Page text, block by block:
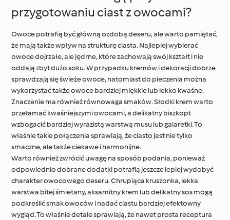
przygotowaniu ciast z owocami?
Owoce potrafią być główną ozdobą deseru, ale warto pamiętać,
że mają także wpływ na strukturę ciasta. Najlepiej wybierać
owoce dojrzałe, ale jędrne, które zachowają swój kształt i nie
oddają zbyt dużo soku. W przypadku kremów i dekoracji dobrze
sprawdzają się świeże owoce, natomiast do pieczenia można
wykorzystać także owoce bardziej miękkie lub lekko kwaśne.
Znaczenie ma również równowaga smaków. Słodki krem warto
przełamać kwaśniejszymi owocami, a delikatny biszkopt
wzbogacić bardziej wyrazistą warstwą musu lub galaretki. To
właśnie takie połączenia sprawiają, że ciasto jest nie tylko
smaczne, ale także ciekawe i harmonijne.
Warto również zwrócić uwagę na sposób podania, ponieważ
odpowiednio dobrane dodatki potrafią jeszcze lepiej wydobyć
charakter owocowego deseru. Chrupiąca kruszonka, lekka
warstwa bitej śmietany, aksamitny krem lub delikatny sos mogą
podkreślić smak owoców i nadać ciastu bardziej efektowny
wygląd. To właśnie detale sprawiają, że nawet prosta receptura